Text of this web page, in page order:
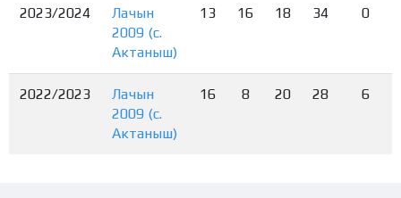
2023/2024
Лачын
2009 (с.
Актаныш)
13 16 18 34 0
2022/2023
Лачын
2009 (с.
Актаныш)
16 8 20 28 6